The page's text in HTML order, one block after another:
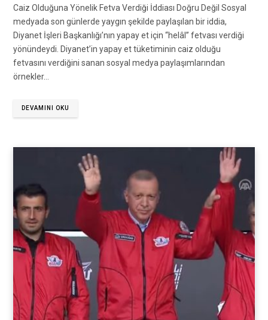
Caiz Olduğuna Yönelik Fetva Verdiği İddiası Doğru Değil Sosyal
medyada son günlerde yaygın şekilde paylaşılan bir iddia,
Diyanet İşleri Başkanlığı’nın yapay et için “helâl” fetvası verdiği
yönündeydi. Diyanet’in yapay et tüketiminin caiz olduğu
fetvasını verdiğini sanan sosyal medya paylaşımlarından
örnekler…
DEVAMINI OKU